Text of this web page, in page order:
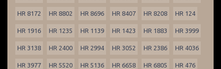
HR 8172 HR 8802 HR 8696 HR 8407 HR 8208 HR 124
HR 1916 HR 1235 HR 1139 HR 1423 HR 1883 HR 3999
HR 3138 HR 2400 HR 2994 HR 3052 HR 2386 HR 4036
HR 3977 HR 5520 HR 5136 HR 6658 HR 6805 HR 476